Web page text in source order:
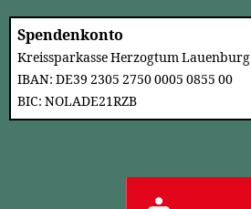
Spendenkonto
Kreissparkasse Herzogtum Lauenburg
IBAN: DE39 2305 2750 0005 0855 00
BIC: NOLADE21RZB